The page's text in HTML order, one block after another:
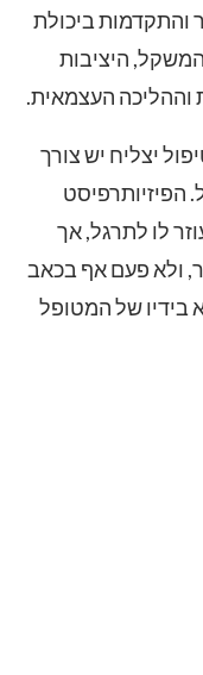
והתקדמות ביכולת
היציבות
וההליכה העצמאית.
יצליח יש צורך
הפיזיותרפיסט
לו לתרגל, אך
ולא פעם אף בכאב
בידיו של המטופל